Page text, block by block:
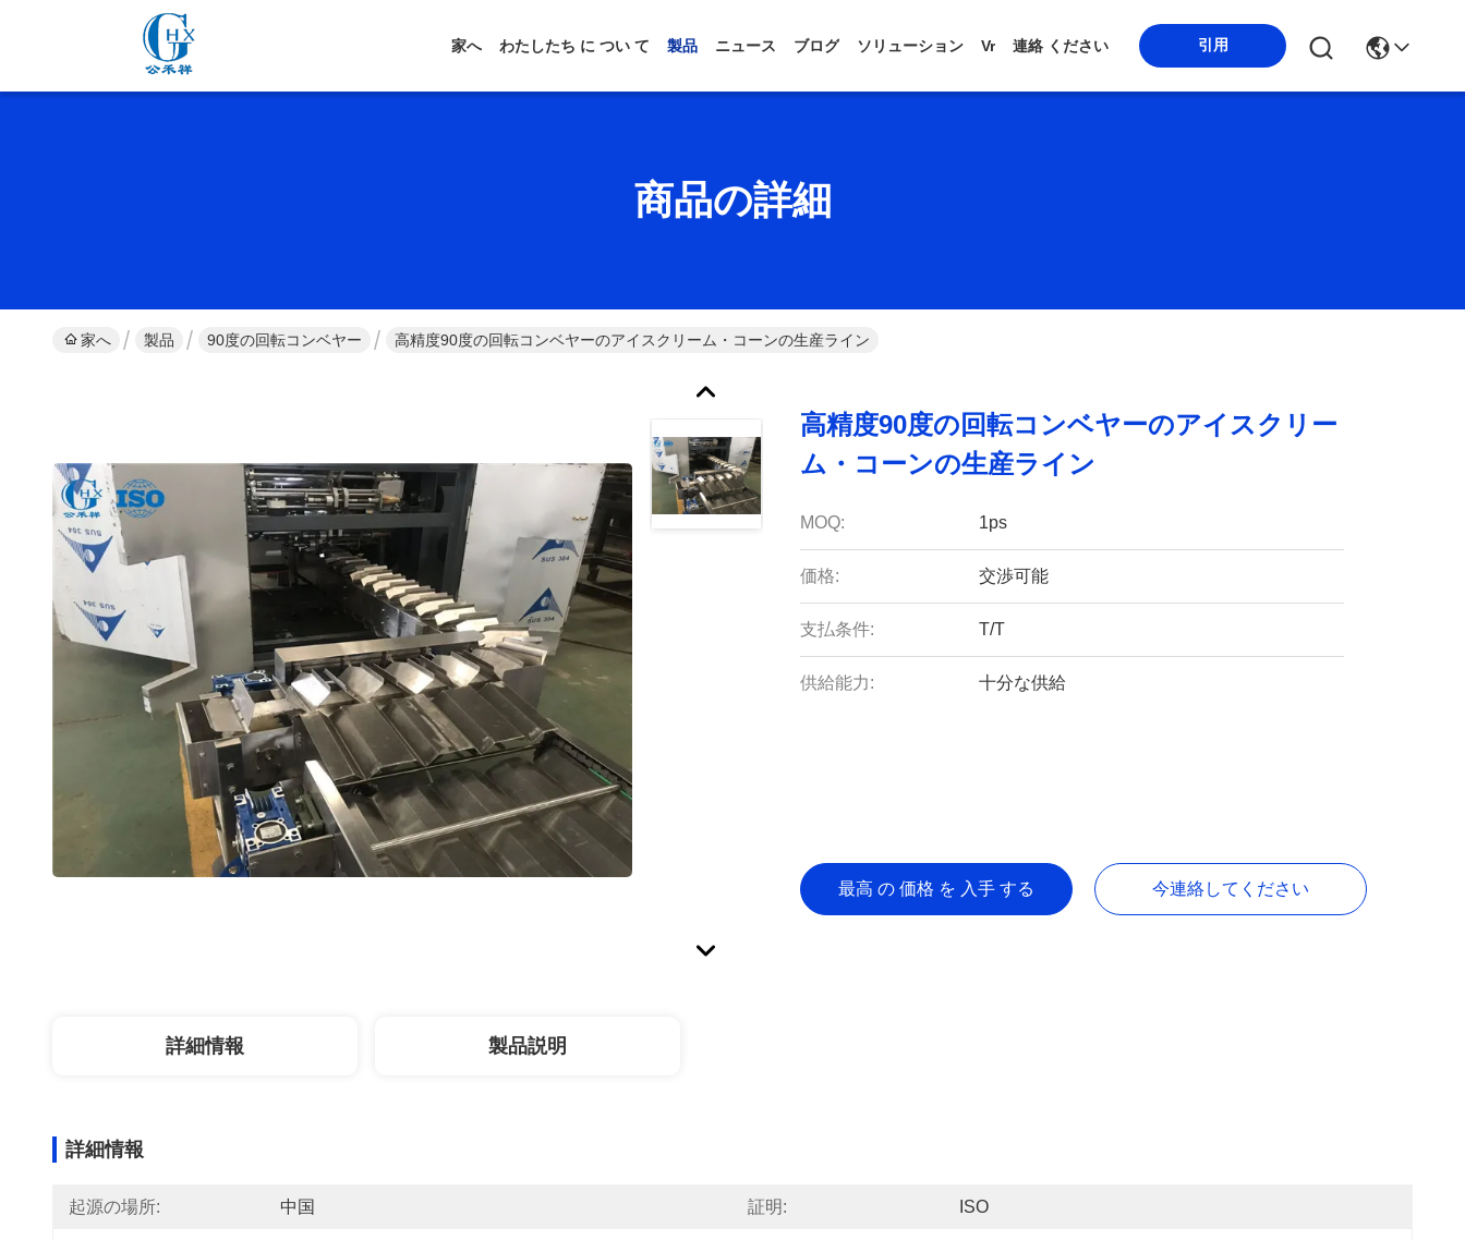
家へ わたしたち に つい て 製品 ニュース ブログ ソリューション Vr 連絡 ください 引用
商品の詳細
家へ 製品 90度の回転コンベヤー 高精度90度の回転コンベヤーのアイスクリーム・コーンの生産ライン
高精度90度の回転コンベヤーのアイスクリー
ム・コーンの生産ライン
MOQ: 1ps
価格: 交渉可能
支払条件: T/T
供給能力: 十分な供給
最高 の 価格 を 入手 する 今連絡してください
詳細情報 製品説明
詳細情報
起源の場所: 中国 証明: ISO